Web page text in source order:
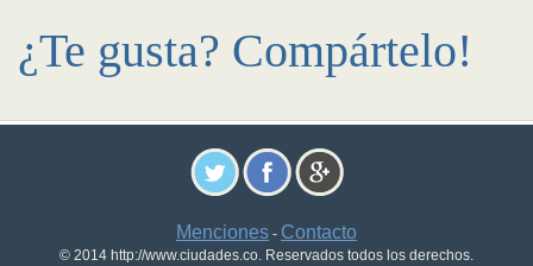
¿Te gusta? Compártelo!
Menciones - Contacto
© 2014 http://www.ciudades.co. Reservados todos los derechos.